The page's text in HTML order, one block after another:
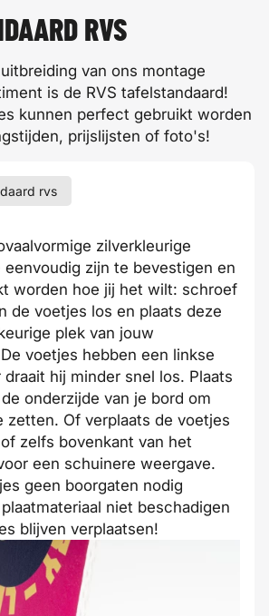
RVS
van ons montage
is de RVS tafelstandaard!
kunnen perfect gebruikt worden
prijslijsten of foto's!
rvs
zilverkleurige
zijn te bevestigen en
worden hoe jij het wilt: schroef
de voetjes los en plaats deze
plek van jouw
voetjes hebben een linkse
hij minder snel los. Plaats
onderzijde van je bord om
zetten. Of verplaats de voetjes
zelfs bovenkant van het
een schuinere weergave.
geen boorgaten nodig
niet beschadigen
blijven verplaatsen!